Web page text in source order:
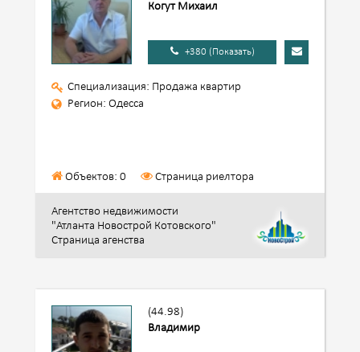
Когут Михаил
+380 (Показать)
Специализация: Продажа квартир
Регион: Одесса
Объектов: 0 Страница риелтора
Агентство недвижимости
"Атланта Новострой Котовского"
Страница агенства
(44.98)
Владимир